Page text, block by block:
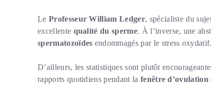
Le Professeur William Ledger, spécialiste du
excellente qualité du sperme. À l’inverse, une
spermatozoïdes endommagés par le stress oxydatif.
D’ailleurs, les statistiques sont plutôt
rapports quotidiens pendant la fenêtre d’ovulation